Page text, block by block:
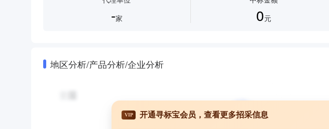
-家 0元
地区分析/产品分析/企业分析
VIP 开通寻标宝会员，查看更多招采信息